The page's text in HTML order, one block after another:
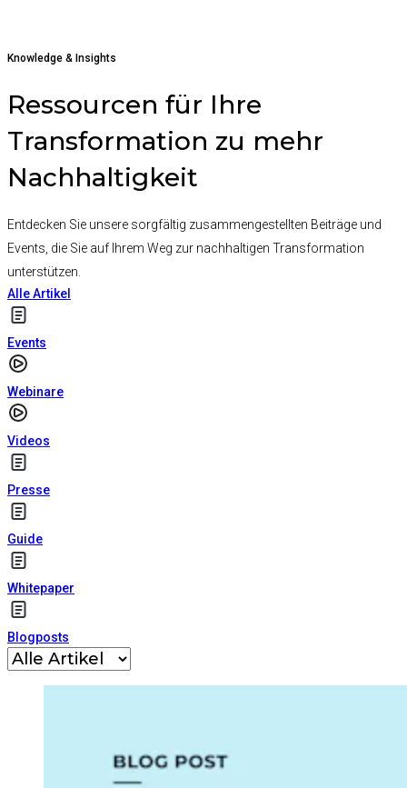
Knowledge & Insights
Ressourcen für Ihre
Transformation zu mehr
Nachhaltigkeit
Entdecken Sie unsere sorgfältig zusammengestellten Beiträge und
Events, die Sie auf Ihrem Weg zur nachhaltigen Transformation
unterstützen.
Alle Artikel
Events
Webinare
Videos
Presse
Guide
Whitepaper
Blogposts